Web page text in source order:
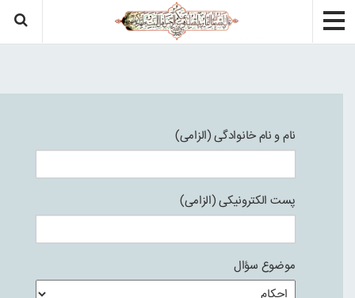
نام و نام خانوادگی (الزامی)
پست الکترونیکی (الزامی)
موضوع سؤال